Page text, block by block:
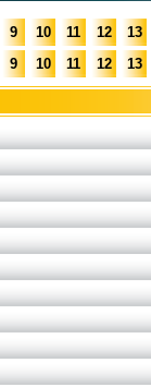
9 10 11 12 13
9 10 11 12 13